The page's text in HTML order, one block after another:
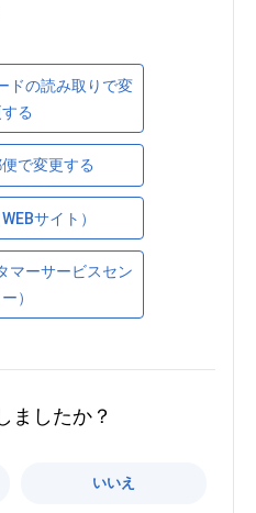
ドの読み取りで変
る
で変更する
サイト）
マーサービスセン
）
ましたか？
いいえ